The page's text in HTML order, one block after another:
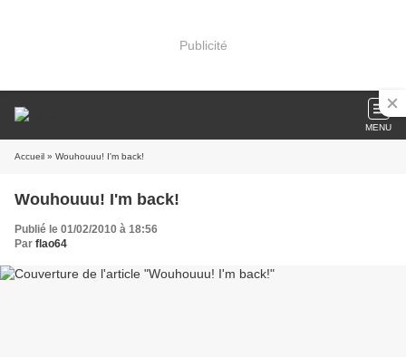
Publicité
MENU
Accueil » Wouhouuu! I'm back!
Wouhouuu! I'm back!
Publié le 01/02/2010 à 18:56
Par flao64